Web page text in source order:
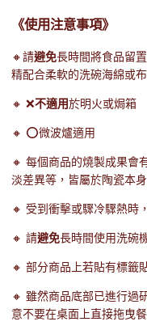
《使用注意事項》
🔸請避免長時間將食品留
精配合柔軟的洗碗海綿或
🔸 ❌不適用於明火或焗箱
🔸 ⭕微波爐適用
🔸 每個商品的燒製成果會
淡差異等，皆屬於陶瓷本
🔸 受到衝擊或驟冷驟熱時
🔸 請避免長時間使用洗碗
🔸 部分商品上若貼有標籤
🔸 雖然商品底部已進行過
意不要在桌面上直接拖曳餐